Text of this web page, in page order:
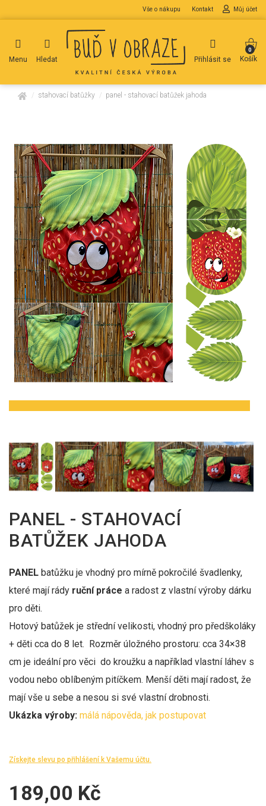
Vše o nákupu Kontakt Můj účet
Menu Hledat Přihlásit se
0
Košík
domů stahovací batůžky panel - stahovací batůžek jahoda
PANEL - STAHOVACÍ
BATŮŽEK JAHODA
PANEL batůžku je vhodný pro mírně pokročilé švadlenky,
které mají rády ruční práce a radost z vlastní výroby dárku
pro děti.
Hotový batůžek je střední velikosti, vhodný pro předškoláky
+ děti cca do 8 let. Rozměr úložného prostoru: cca 34×38
cm je ideální pro věci do kroužku a například vlastní láhev s
vodou nebo oblíbeným pitíčkem. Menší děti mají radost, že
mají vše u sebe a nesou si své vlastní drobnosti.
Ukázka výroby: málá nápověda, jak postupovat
Získejte slevu po přihlášení k Vašemu účtu.
189,00 Kč